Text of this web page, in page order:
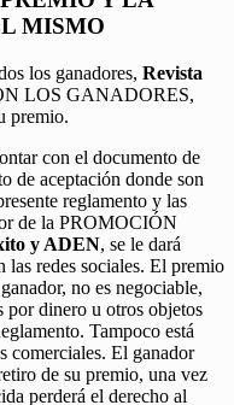
MISMO
los ganadores, Revista
LOS GANADORES,
premio.
con el documento de
de aceptación donde son
reglamento y las
de la PROMOCIÓN
y ADEN, se le dará
redes sociales. El premio
no es negociable,
por dinero u otros objetos
Tampoco está
comerciales. El ganador
de su premio, una vez
perderá el derecho al